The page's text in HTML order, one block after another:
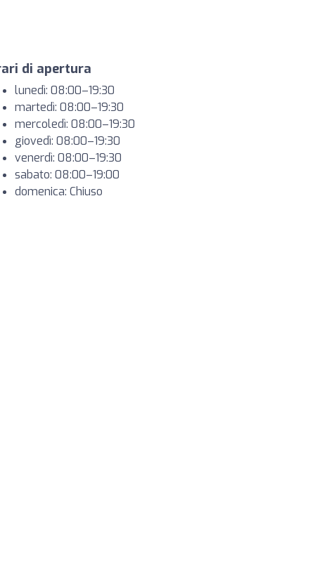
di apertura
lunedì: 08:00–19:30
martedì: 08:00–19:30
mercoledì: 08:00–19:30
giovedì: 08:00–19:30
venerdì: 08:00–19:30
sabato: 08:00–19:00
domenica: Chiuso